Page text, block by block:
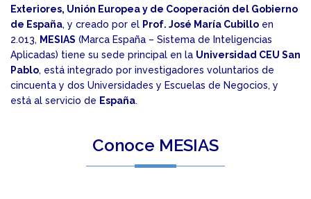
Exteriores, Unión Europea y de Cooperación del Gobierno
de España, y creado por el Prof. José María Cubillo en
2.013, MESIAS (Marca España – Sistema de Inteligencias
Aplicadas) tiene su sede principal en la Universidad CEU San
Pablo, está integrado por investigadores voluntarios de
cincuenta y dos Universidades y Escuelas de Negocios, y
está al servicio de España.
Conoce MESIAS